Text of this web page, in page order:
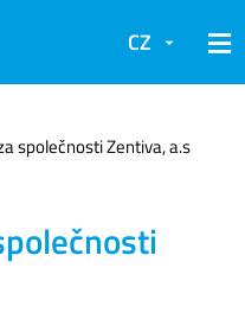
CZ
společnosti Zentiva, a.s